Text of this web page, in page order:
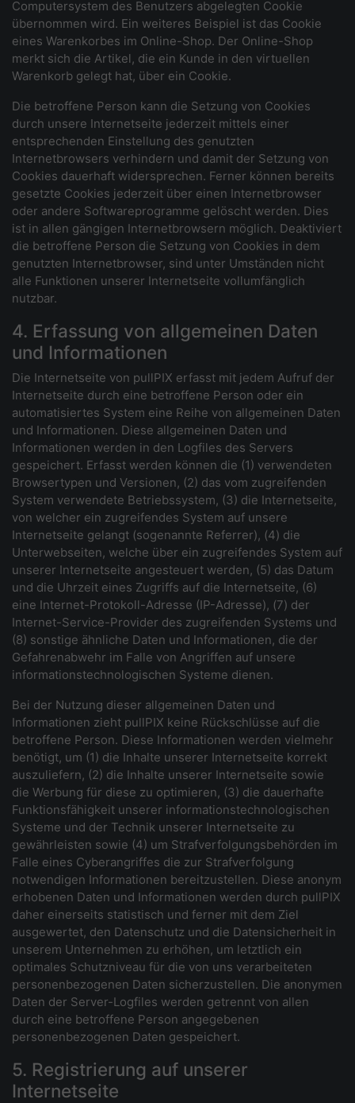
Computersystem des Benutzers abgelegten Cookie
übernommen wird. Ein weiteres Beispiel ist das Cookie
eines Warenkorbes im Online-Shop. Der Online-Shop
merkt sich die Artikel, die ein Kunde in den virtuellen
Warenkorb gelegt hat, über ein Cookie.
Die betroffene Person kann die Setzung von Cookies
durch unsere Internetseite jederzeit mittels einer
entsprechenden Einstellung des genutzten
Internetbrowsers verhindern und damit der Setzung von
Cookies dauerhaft widersprechen. Ferner können bereits
gesetzte Cookies jederzeit über einen Internetbrowser
oder andere Softwareprogramme gelöscht werden. Dies
ist in allen gängigen Internetbrowsern möglich. Deaktiviert
die betroffene Person die Setzung von Cookies in dem
genutzten Internetbrowser, sind unter Umständen nicht
alle Funktionen unserer Internetseite vollumfänglich
nutzbar.
4. Erfassung von allgemeinen Daten
und Informationen
Die Internetseite von pullPIX erfasst mit jedem Aufruf der
Internetseite durch eine betroffene Person oder ein
automatisiertes System eine Reihe von allgemeinen Daten
und Informationen. Diese allgemeinen Daten und
Informationen werden in den Logfiles des Servers
gespeichert. Erfasst werden können die (1) verwendeten
Browsertypen und Versionen, (2) das vom zugreifenden
System verwendete Betriebssystem, (3) die Internetseite,
von welcher ein zugreifendes System auf unsere
Internetseite gelangt (sogenannte Referrer), (4) die
Unterwebseiten, welche über ein zugreifendes System auf
unserer Internetseite angesteuert werden, (5) das Datum
und die Uhrzeit eines Zugriffs auf die Internetseite, (6)
eine Internet-Protokoll-Adresse (IP-Adresse), (7) der
Internet-Service-Provider des zugreifenden Systems und
(8) sonstige ähnliche Daten und Informationen, die der
Gefahrenabwehr im Falle von Angriffen auf unsere
informationstechnologischen Systeme dienen.
Bei der Nutzung dieser allgemeinen Daten und
Informationen zieht pullPIX keine Rückschlüsse auf die
betroffene Person. Diese Informationen werden vielmehr
benötigt, um (1) die Inhalte unserer Internetseite korrekt
auszuliefern, (2) die Inhalte unserer Internetseite sowie
die Werbung für diese zu optimieren, (3) die dauerhafte
Funktionsfähigkeit unserer informationstechnologischen
Systeme und der Technik unserer Internetseite zu
gewährleisten sowie (4) um Strafverfolgungsbehörden im
Falle eines Cyberangriffes die zur Strafverfolgung
notwendigen Informationen bereitzustellen. Diese anonym
erhobenen Daten und Informationen werden durch pullPIX
daher einerseits statistisch und ferner mit dem Ziel
ausgewertet, den Datenschutz und die Datensicherheit in
unserem Unternehmen zu erhöhen, um letztlich ein
optimales Schutzniveau für die von uns verarbeiteten
personenbezogenen Daten sicherzustellen. Die anonymen
Daten der Server-Logfiles werden getrennt von allen
durch eine betroffene Person angegebenen
personenbezogenen Daten gespeichert.
5. Registrierung auf unserer
Internetseite